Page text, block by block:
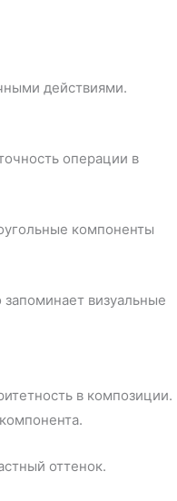
действиями.
операции в
компоненты
визуальные
в композиции.
оттенок.